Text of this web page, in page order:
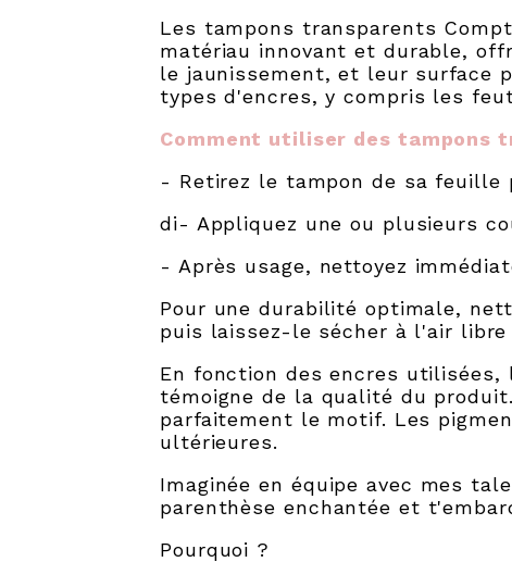
Les tampons transparents
matériau innovant et durable,
le jaunissement, et leur surface
types d'encres, y compris les
Comment utiliser des tampons
- Retirez le tampon de sa
di- Appliquez une ou plusieurs
- Après usage, nettoyez
Pour une durabilité optimale,
puis laissez-le sécher à l'air libre
En fonction des encres
témoigne de la qualité du
parfaitement le motif. Les
ultérieures.
Imaginée en équipe avec mes
parenthèse enchantée et
Pourquoi ?